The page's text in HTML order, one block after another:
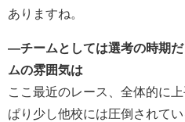
ありますね。
―チームとしては選考の時期
ムの雰囲気は
ここ最近のレース、全体的に
ぱり少し他校には圧倒されて